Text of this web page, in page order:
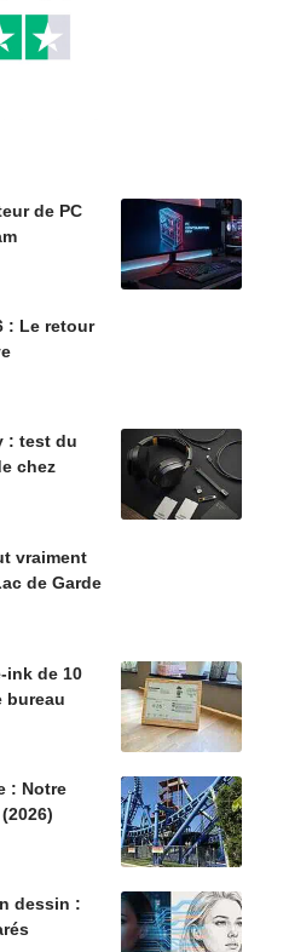
de PC
: Le retour
: test du
chez
vraiment
de Garde
ink de 10
bureau
: Notre
dessin :